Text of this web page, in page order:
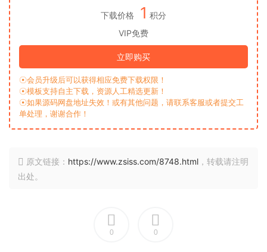
下载价格 1 积分
VIP免费
立即购买
☉会员升级后可以获得相应免费下载权限！
☉模板支持自主下载，资源人工精选更新！
☉如果源码网盘地址失效！或有其他问题，请联系客服或者提交工
单处理，谢谢合作！
原文链接： https://www.zsiss.com/8748.html ，转载请注明
出处。
0 0